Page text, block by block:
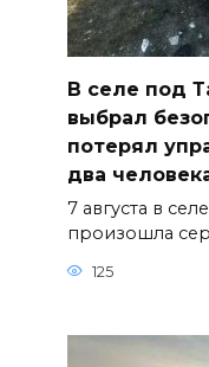
В селе под
выбрал
потерял
два
7 августа в
произошла
125